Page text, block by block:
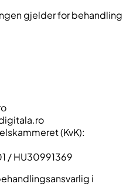
gjelder for behandling
(KvK):
/ HU30991369
i